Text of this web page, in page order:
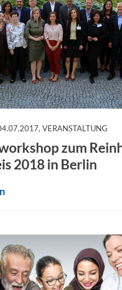
VERANSTALTUNG
zum
2018 in Berlin